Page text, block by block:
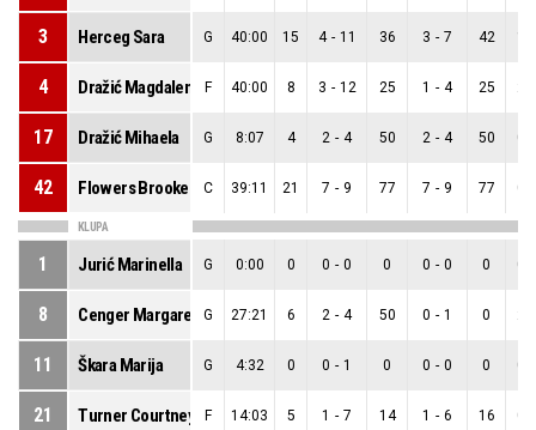
3 Herceg Sara G 40:00 15 4 - 11 36 3 - 7 42 1
4 Dražić Magdalena F 40:00 8 3 - 12 25 1 - 4 25 2
17 Dražić Mihaela G 8:07 4 2 - 4 50 2 - 4 50 0
42 Flowers Brooke Madison
C 39:11 21 7 - 9 77 7 - 9 77 0
KLUPA
1 Jurić Marinella G 0:00 0 0 - 0 0 0 - 0 0 0
8 Cenger MargaretaG 27:21 6 2 - 4 50 0 - 1 0 2
11 Škara Marija G 4:32 0 0 - 1 0 0 - 0 0 0
21 Turner Courtney Erin
F 14:03 5 1 - 7 14 1 - 6 16 0